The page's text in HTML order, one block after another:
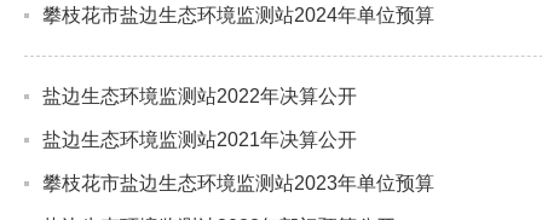
攀枝花市盐边生态环境监测站2024年单位预算
盐边生态环境监测站2022年决算公开
盐边生态环境监测站2021年决算公开
攀枝花市盐边生态环境监测站2023年单位预算